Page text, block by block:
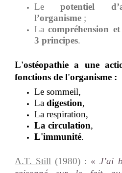
Lepotentiel
l’organisme ;
Lacompréhension
3 principes.
L'ostéopathie a une
fonctions de l'organisme :
Le sommeil,
La digestion,
La respiration,
La circulation,
L'immunité.
A.T. Still (1980) : «J’ai